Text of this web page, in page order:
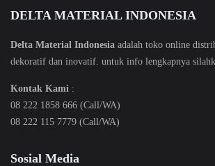
DELTA MATERIAL INDONESIA
Delta Material Indonesia adalah toko online
dekoratif dan inovatif. untuk info lengkapnya
Kontak Kami :
08 222 1858 666 (Call/WA)
08 222 115 7779 (Call/WA)
Sosial Media